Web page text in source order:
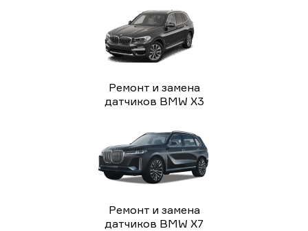
Ремонт и замена
датчиков BMW X3
Ремонт и замена
датчиков BMW X7